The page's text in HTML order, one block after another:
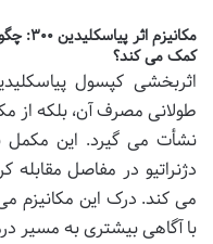
کمک می کند؟
طولانی مصرف آن، بلکه از
نشأت می گیرد. این مکمل
دژنراتیو در مفاصل
می کند. درک این مکانیزم
با آگاهی بیشتری به مسیر